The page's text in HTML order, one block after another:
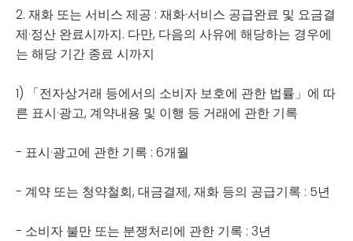
2. 재화 또는 서비스 제공 : 재화·서비스 공급완료 및 요금결
제·정산 완료시까지. 다만, 다음의 사유에 해당하는 경우에
는 해당 기간 종료 시까지
1) 「전자상거래 등에서의 소비자 보호에 관한 법률」에 따
른 표시·광고, 계약내용 및 이행 등 거래에 관한 기록
- 표시·광고에 관한 기록 : 6개월
- 계약 또는 청약철회, 대금결제, 재화 등의 공급기록 : 5년
- 소비자 불만 또는 분쟁처리에 관한 기록 : 3년